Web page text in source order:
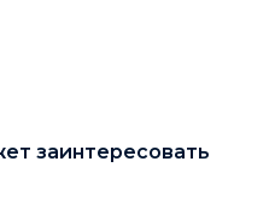
заинтересовать